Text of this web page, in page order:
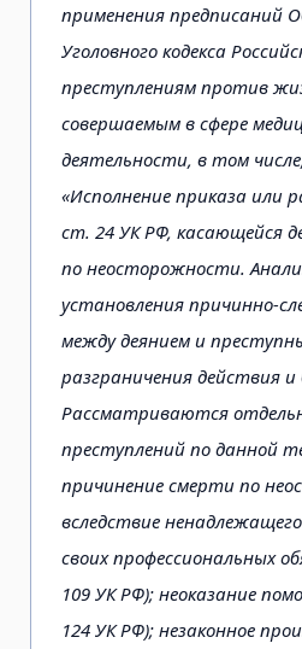
применения предписаний
Уголовного кодекса
преступлениям против
совершаемым в сфере
деятельности, в том
«Исполнение приказа или
ст. 24 УК РФ, касающейся
по неосторожности.
установления причинно-
между деянием и
разграничения действия и
Рассматриваются
преступлений по данной
причинение смерти по
вследствие
своих профессиональных
109 УК РФ); неоказание
124 УК РФ); незаконное